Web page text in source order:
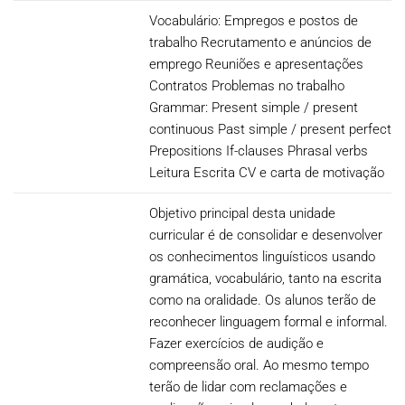
Vocabulário: Empregos e postos de
trabalho Recrutamento e anúncios de
emprego Reuniões e apresentações
Contratos Problemas no trabalho
Grammar: Present simple / present
continuous Past simple / present perfect
Prepositions If-clauses Phrasal verbs
Leitura Escrita CV e carta de motivação
Objetivo principal desta unidade
curricular é de consolidar e desenvolver
os conhecimentos linguísticos usando
gramática, vocabulário, tanto na escrita
como na oralidade. Os alunos terão de
reconhecer linguagem formal e informal.
Fazer exercícios de audição e
compreensão oral. Ao mesmo tempo
terão de lidar com reclamações e